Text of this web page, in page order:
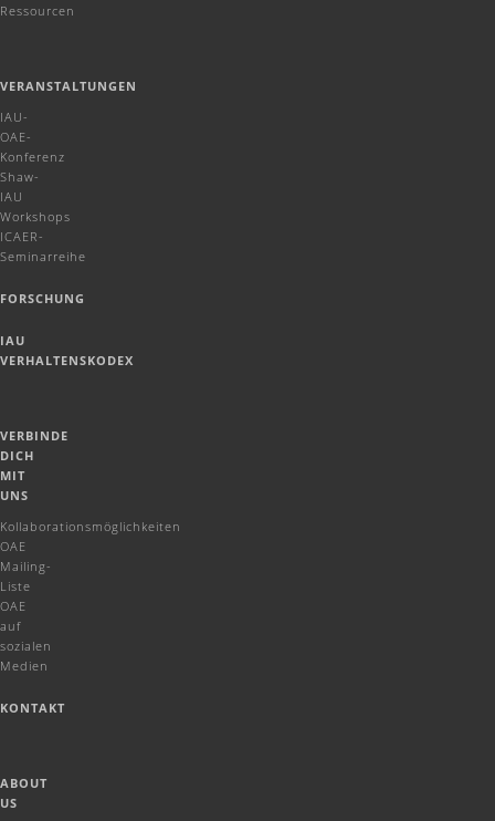
Ressourcen
VERANSTALTUNGEN
IAU-
OAE-
Konferenz
Shaw-
IAU
Workshops
ICAER-
Seminarreihe
FORSCHUNG
IAU
VERHALTENSKODEX
VERBINDE
DICH
MIT
UNS
Kollaborationsmöglichkeiten
OAE
Mailing-
Liste
OAE
auf
sozialen
Medien
KONTAKT
ABOUT
US